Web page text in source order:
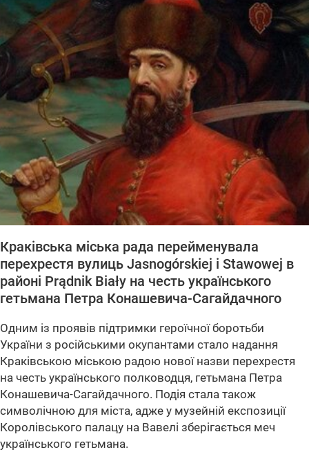
Краківська міська рада перейменувала
перехрестя вулиць Jasnogórskiej i Stawowej в
районі Prądnik Biały на честь українського
гетьмана Петра Конашевича-Сагайдачного
Одним із проявів підтримки героїчної боротьби
України з російськими окупантами стало надання
Краківською міською радою нової назви перехрестя
на честь українського полководця, гетьмана Петра
Конашевича-Сагайдачного. Подія стала також
символічною для міста, адже у музейній експозиції
Королівського палацу на Вавелі зберігається меч
українського гетьмана.